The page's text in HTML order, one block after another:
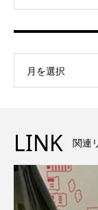
月を選択
LINK 関連